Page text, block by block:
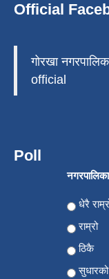
Official
गोरखा
official
Poll
Choices
धेरै
राम्रो
ठिकै